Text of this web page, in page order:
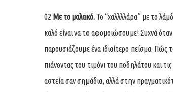
02 Με το μαλακό. Το “χαλλλλάρα” με το
καλό είναι να το αφομοιώσουμε! Συχνά
παρουσιάζουμε ένα ιδιαίτερο πείσμα.
πιάνοντας του τιμόνι του ποδηλάτου και
αστεία σαν σημάδια, αλλά στην